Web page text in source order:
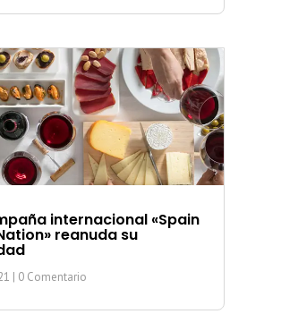
internacional «Spain
reanuda su
| 0 Comentario